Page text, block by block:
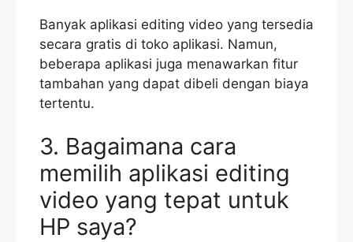
Banyak aplikasi editing video yang tersedia
secara gratis di toko aplikasi. Namun,
beberapa aplikasi juga menawarkan fitur
tambahan yang dapat dibeli dengan biaya
tertentu.
3. Bagaimana cara
memilih aplikasi editing
video yang tepat untuk
HP saya?